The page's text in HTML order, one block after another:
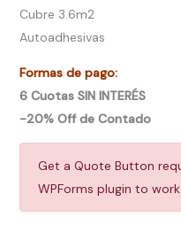
Cubre 3.6m2
Autoadhesivas
Formas de pago:
6 Cuotas SIN INTERÉS
-20% Off de Contado
Get a Quote Button
WPForms plugin to